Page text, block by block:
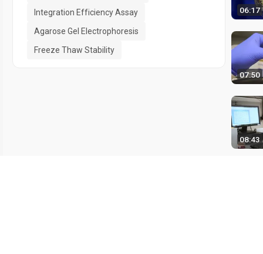
Integration Efficiency Assay
Agarose Gel Electrophoresis
Freeze Thaw Stability
06:17
07:50
08:43